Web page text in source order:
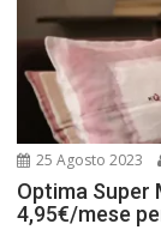
25 Agosto 2023
Optima Super
4,95€/mese